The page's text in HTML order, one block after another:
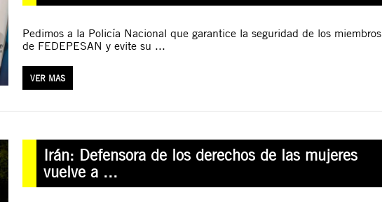
Pedimos a la Policía Nacional que garantice la seguridad de los miembros
de FEDEPESAN y evite su ...
VER MAS
Irán: Defensora de los derechos de las mujeres
vuelve a ...